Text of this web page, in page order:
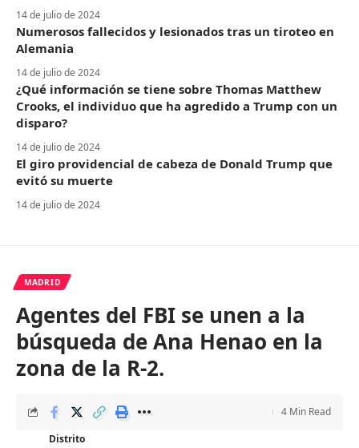
14 de julio de 2024
Numerosos fallecidos y lesionados tras un tiroteo en
Alemania
14 de julio de 2024
¿Qué información se tiene sobre Thomas Matthew
Crooks, el individuo que ha agredido a Trump con un
disparo?
14 de julio de 2024
El giro providencial de cabeza de Donald Trump que
evitó su muerte
14 de julio de 2024
MADRID
Agentes del FBI se unen a la
búsqueda de Ana Henao en la
zona de la R-2.
Distrito
4 Min Read